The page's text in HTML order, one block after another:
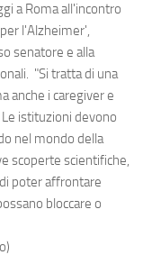
a Roma all'incontro
l'Alzheimer',
senatore e alla
"Si tratta di una
anche i caregiver e
istituzioni devono
nel mondo della
scoperte scientifiche,
poter affrontare
bloccare o